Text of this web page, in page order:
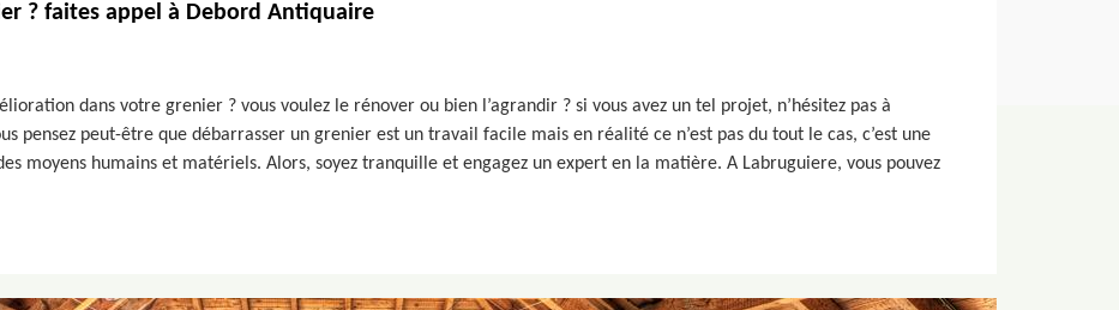
? faites appel à Debord Antiquaire
dans votre grenier ? vous voulez le rénover ou bien l’agrandir ? si vous avez un tel projet, n’hésitez pas à
pensez peut-être que débarrasser un grenier est un travail facile mais en réalité ce n’est pas du tout le cas, c’est une
moyens humains et matériels. Alors, soyez tranquille et engagez un expert en la matière. A Labruguiere, vous pouvez